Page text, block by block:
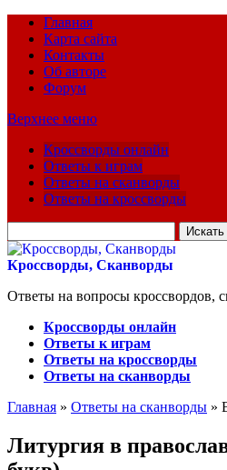
Главная
Карта сайта
Контакты
Об авторе
Форум
Верхнее меню
Кроссворды онлайн
Ответы к играм
Ответы на сканворды
Ответы на кроссворды
для:
Кроссворды, Сканворды
Ответы на вопросы кроссвордов,
Кроссворды онлайн
Ответы к играм
Ответы на кроссворды
Ответы на сканворды
Главная » Ответы на сканворды »
Литургия в